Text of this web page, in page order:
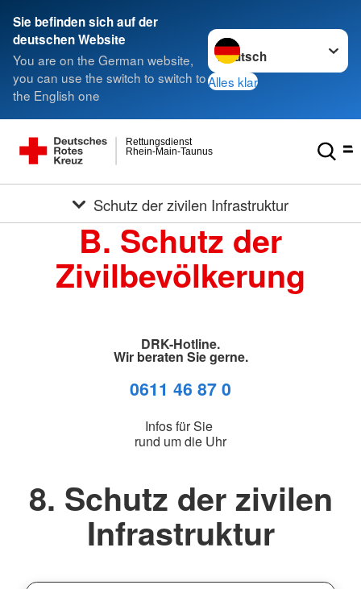
Sie befinden sich auf der
deutschen Website
You are on the German website,
you can use the switch to switch to
the English one
Sprache wechseln zu
Alles klar
Rhein-Main-Taunus
Rettungsdienst
Schutz der zivilen Infrastruktur
B. Schutz der
Zivilbevölkerung
DRK-Hotline.
Wir beraten Sie gerne.
0611 46 87 0
Infos für Sie
rund um die Uhr
8. Schutz der zivilen
Infrastruktur